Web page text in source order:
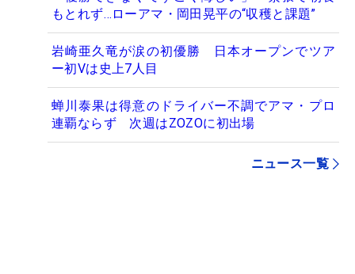
もとれず…ローアマ・岡田晃平の“収穫と課題”
岩崎亜久竜が涙の初優勝 日本オープンでツア
ー初Vは史上7人目
蝉川泰果は得意のドライバー不調でアマ・プロ
連覇ならず 次週はZOZOに初出場
ニュース一覧